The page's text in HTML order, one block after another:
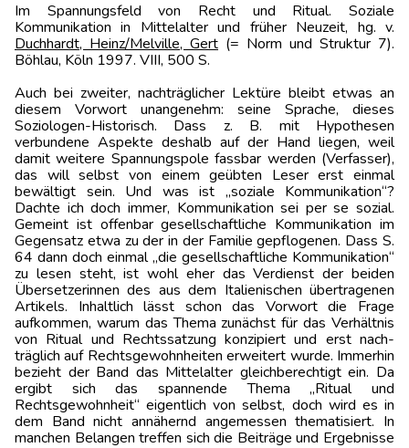
Im Spannungsfeld von Recht und Ritual. Soziale
Kommunikation in Mittelalter und früher Neuzeit, hg. v.
Duchhardt, Heinz/Melville, Gert (= Norm und Struktur 7).
Böhlau, Köln 1997. VIII, 500 S.
Auch bei zweiter, nachträglicher Lektüre bleibt etwas an
diesem Vorwort unange­nehm: seine Sprache, dieses
Soziologen-Historisch. Dass z. B. mit Hypothesen
verbundene Aspekte deshalb auf der Hand liegen, weil
damit weitere Spannungspole fassbar werden (Verfasser),
das will selbst von einem geübten Leser erst einmal
bewältigt sein. Und was ist „soziale Kommunikation“?
Dachte ich doch immer, Kommunikation sei per se sozial.
Gemeint ist offenbar gesellschaftliche Kommunikation im
Gegensatz etwa zu der in der Familie gepflogenen. Dass S.
64 dann doch einmal „die gesellschaftliche Kommunikation“
zu lesen steht, ist wohl eher das Verdienst der beiden
Übersetzerinnen des aus dem Italienischen über­tragenen
Artikels. Inhaltlich lässt schon das Vorwort die Frage
aufkommen, warum das Thema zunächst für das Verhältnis
von Ritual und Rechtssatzung konzipiert und erst nach­
träglich auf Rechtsgewohnheiten erweitert wurde. Immerhin
bezieht der Band das Mittelalter gleichberechtigt ein. Da
ergibt sich das spannende Thema „Ritual und
Rechtsgewohnheit“ eigentlich von selbst, doch wird es in
dem Band nicht annähernd angemessen thematisiert. In
manchen Belangen treffen sich die Beiträge und Ergebnisse